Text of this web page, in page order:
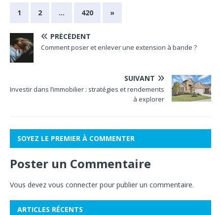
1 2 … 420 »
PRÉCÉDENT
Comment poser et enlever une extension à bande ?
SUIVANT
Investir dans l’immobilier : stratégies et rendements
à explorer
SOYEZ LE PREMIER À COMMENTER
Poster un Commentaire
Vous devez vous connecter pour publier un commentaire.
ARTICLES RÉCENTS